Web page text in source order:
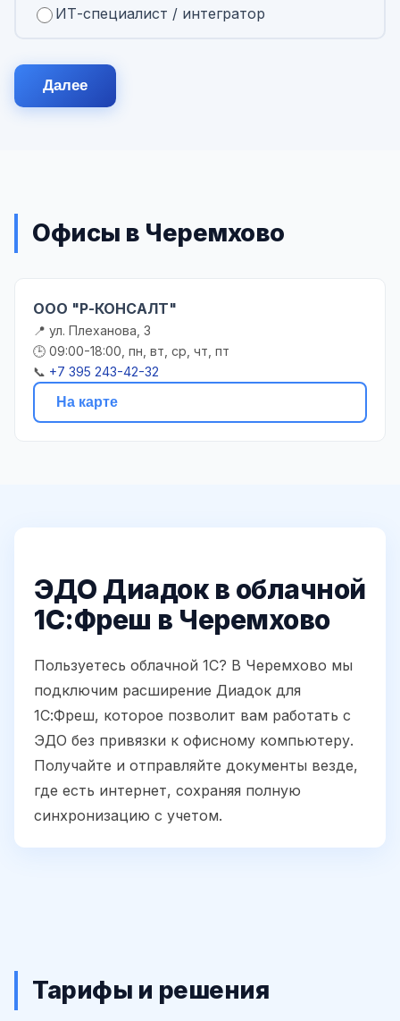
ИТ-специалист / интегратор
Далее
Офисы в Черемхово
ООО "Р-КОНСАЛТ"
📍 ул. Плеханова, 3
🕒 09:00-18:00, пн, вт, ср, чт, пт
📞 +7 395 243-42-32
На карте
ЭДО Диадок в облачной
1С:Фреш в Черемхово
Пользуетесь облачной 1С? В Черемхово мы
подключим расширение Диадок для
1С:Фреш, которое позволит вам работать с
ЭДО без привязки к офисному компьютеру.
Получайте и отправляйте документы везде,
где есть интернет, сохраняя полную
синхронизацию с учетом.
Тарифы и решения